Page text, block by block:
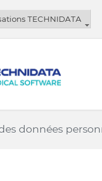
TECHNIDATA
données